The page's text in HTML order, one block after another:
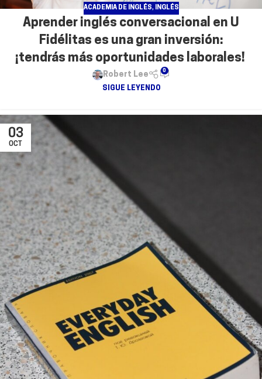
ACADEMIA DE INGLÉS, INGLÉS
Aprender inglés conversacional en U
Fidélitas es una gran inversión:
¡tendrás más oportunidades laborales!
Robert Lee 0
SIGUE LEYENDO
03
OCT